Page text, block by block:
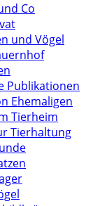
Co
und Vögel
Publikationen
Ehemaligen
Tierheim
Tierhaltung